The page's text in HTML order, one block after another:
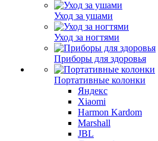
Уход за ушами
Уход за ногтями
Приборы для здоровья
Портативные колонки
Яндекс
Xiaomi
Harmon Kardom
Marshall
JBL